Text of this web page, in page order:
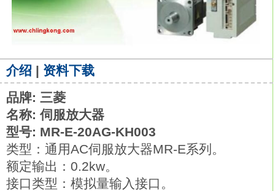
介绍 | 资料下载
品牌: 三菱
名称: 伺服放大器
型号: MR-E-20AG-KH003
类型：通用AC伺服放大器MR-E系列。
额定输出：0.2kw。
接口类型：模拟量输入接口。